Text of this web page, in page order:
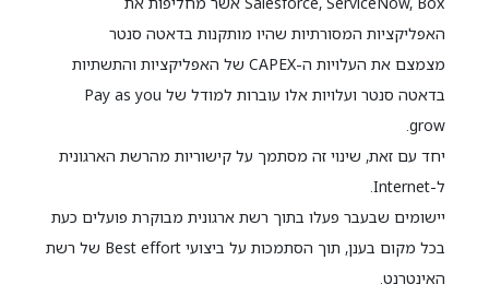
האפליקציות המסורתיות שהיו מותקנות בדאטה סנטר
מצמצם את העלויות ה-CAPEX של האפליקציות והתשתיות
בדאטה סנטר ועלויות אלו עוברות למודל של Pay as you
grow.
יחד עם זאת, שינוי זה מסתמך על קישוריות מהרשת הארגונית
ל-Internet.
יישומים שבעבר פעלו בתוך רשת ארגונית מבוקרת פועלים כעת
בכל מקום בענן, תוך הסתמכות על ביצועי Best effort של רשת
האינטרנט.